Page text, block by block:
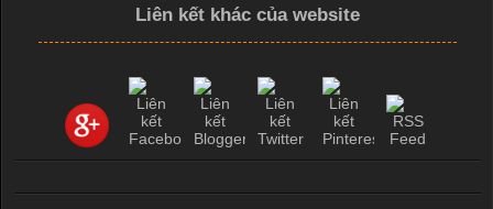
Vải cotton là một trong những chất liệu được sử dụng rộng rãi
nhất trong ngành dệt may nhờ đặc tính mềm mại, thoáng mát
sản xuất quần lót nam lựa chọn để tạo ra các sản phẩm chất
lượng, phù hợp với nhu cầu sử dụng
Liên kết khác của website